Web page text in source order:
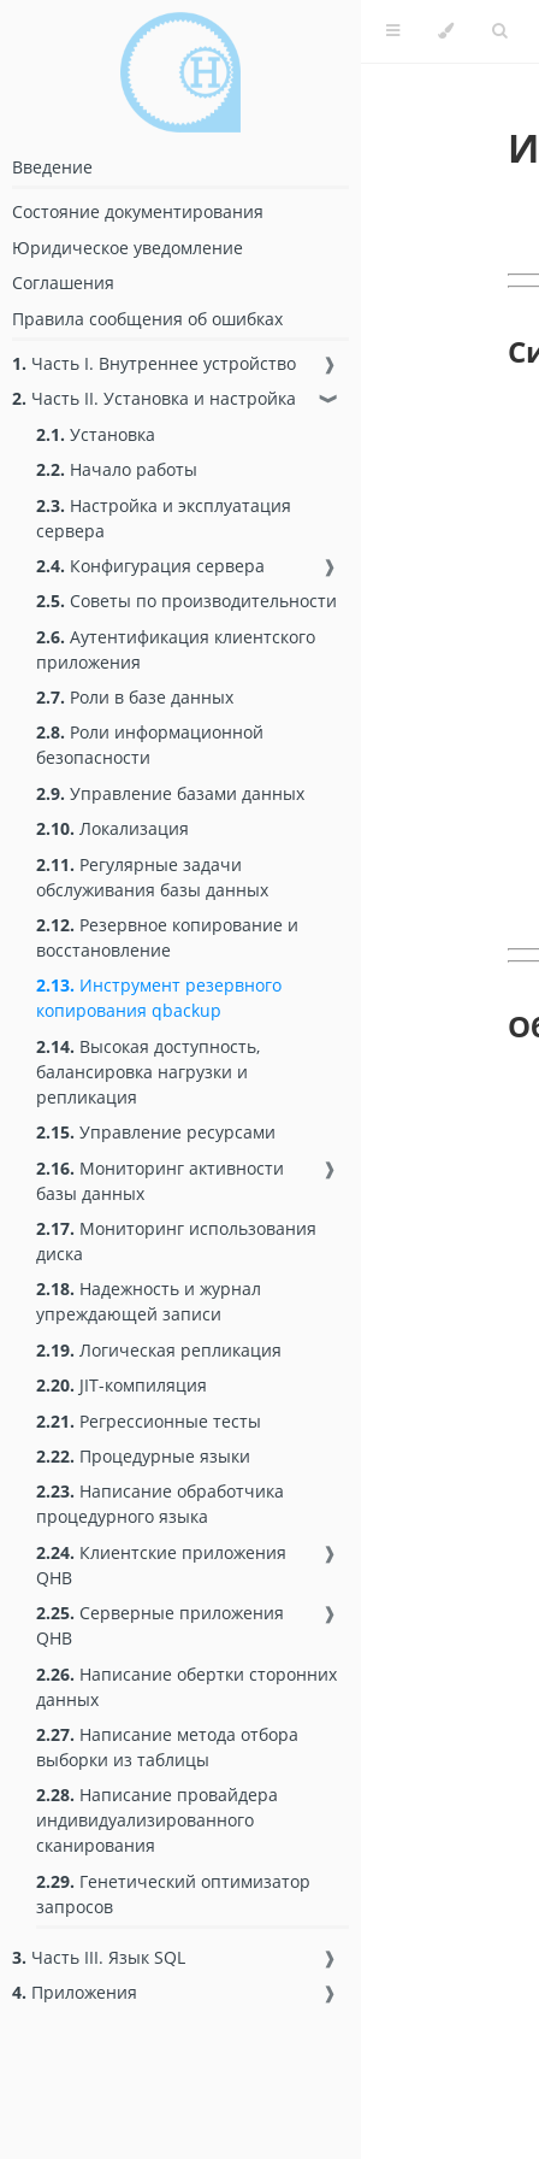
Введение
Состояние документирования
Юридическое уведомление
Соглашения
Правила сообщения об ошибках
1. Часть I. Внутреннее устройство
❱
2. Часть II. Установка и настройка ❱
2.1. Установка
2.2. Начало работы
2.3. Настройка и эксплуатация
сервера
2.4. Конфигурация сервера
❱
2.5. Советы по производительности
2.6. Аутентификация клиентского
приложения
2.7. Роли в базе данных
2.8. Роли информационной
безопасности
2.9. Управление базами данных
2.10. Локализация
2.11. Регулярные задачи
обслуживания базы данных
2.12. Резервное копирование и
восстановление
2.13. Инструмент резервного
копирования qbackup
2.14. Высокая доступность,
балансировка нагрузки и
репликация
2.15. Управление ресурсами
2.16. Мониторинг активности
базы данных
❱
2.17. Мониторинг использования
диска
2.18. Надежность и журнал
упреждающей записи
2.19. Логическая репликация
2.20. JIT-компиляция
2.21. Регрессионные тесты
2.22. Процедурные языки
2.23. Написание обработчика
процедурного языка
2.24. Клиентские приложения
QHB
❱
2.25. Серверные приложения
QHB
❱
2.26. Написание обертки сторонних
данных
2.27. Написание метода отбора
выборки из таблицы
2.28. Написание провайдера
индивидуализированного
сканирования
2.29. Генетический оптимизатор
запросов
3. Часть III. Язык SQL
❱
4. Приложения ❱